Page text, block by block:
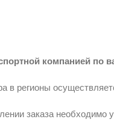
компанией по
в регионы
заказа необходимо